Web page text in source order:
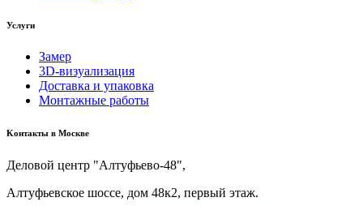
Услуги
Замер
3D-визуализация
Доставка и упаковка
Монтажные работы
Kонтакты в Москве
Деловой центр "Алтуфьево-48",
Алтуфьевское шоссе, дом 48к2, первый этаж.